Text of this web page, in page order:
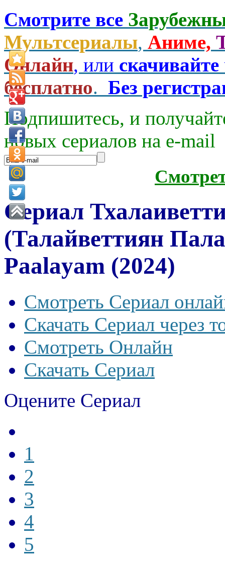
Смотрите все
Мультсериалы, Аниме,
Онлайн, или скачивайте
бесплатно. Без
Подпишитесь, и
новых сериалов на e-mаil
Сериал
(Талайветтиян
Paalayam (2024)
Смотреть Сериал
Скачать Сериал через
Смотреть Онлайн
Скачать Сериал
Оцените Сериал
1
2
3
4
5